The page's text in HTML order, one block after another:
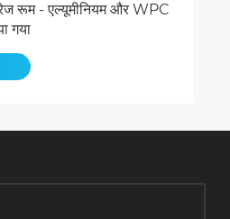
रूम - एल्यूमीनियम और WPC
गया